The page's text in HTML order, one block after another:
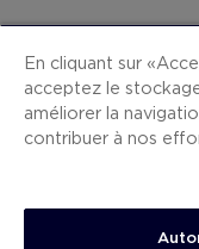
En cliquant sur «
acceptez le
améliorer la
contribuer à nos